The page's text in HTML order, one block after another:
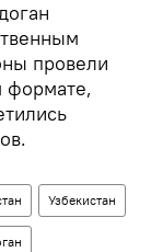
провели
формате,
Узбекистан